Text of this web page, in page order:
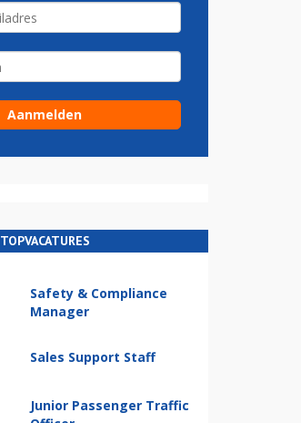
TOPVACATURES
Safety & Compliance
Manager
Sales Support Staff
Junior Passenger Traffic